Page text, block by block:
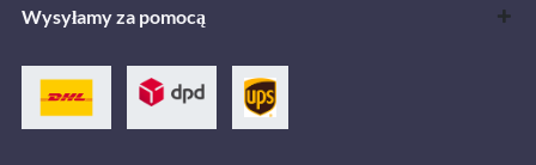
Wysyłamy za pomocą